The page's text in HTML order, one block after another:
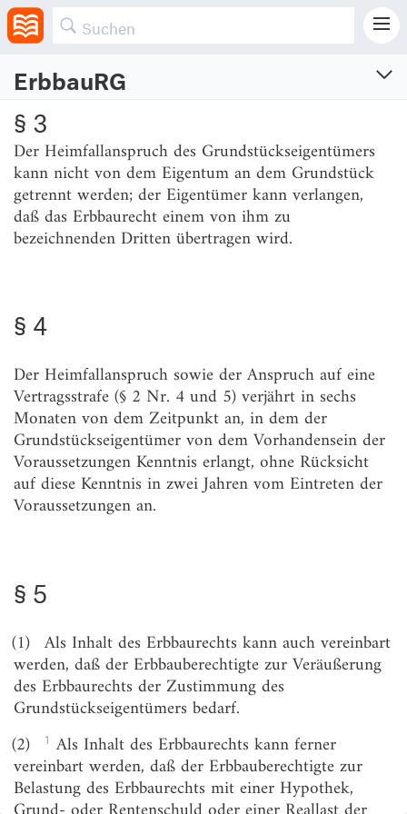
ErbbauRG
Gesetz über das Erbbaurecht
Vom 15.1.1919 (RGBl. S. 72, 122)
Zuletzt geändert am 1.10.2013 (BGBl. I S. 3719)
I.
Begriff und Inhalt des Erbbaurechts
§ 1
2.
Vertragsmäßiger Inhalt
§ 2
§ 3
§ 4
§ 6
§ 8
3.
Erbbauzins
§ 9
§ 9a
4.
Erbbauberechtigten zu verkaufen.
§ 3
Der Heimfallanspruch des Grundstückseigentümers
kann nicht von dem Eigentum an dem Grundstück
getrennt werden; der Eigentümer kann verlangen,
daß das Erbbaurecht einem von ihm zu
bezeichnenden Dritten übertragen wird.
§ 4
Der Heimfallanspruch sowie der Anspruch auf eine
Vertragsstrafe (§ 2 Nr. 4 und 5) verjährt in sechs
Monaten von dem Zeitpunkt an, in dem der
Grundstückseigentümer von dem Vorhandensein der
Voraussetzungen Kenntnis erlangt, ohne Rücksicht
auf diese Kenntnis in zwei Jahren vom Eintreten der
Voraussetzungen an.
§ 5
(1) Als Inhalt des Erbbaurechts kann auch vereinbart
werden, daß der Erbbauberechtigte zur Veräußerung
des Erbbaurechts der Zustimmung des
Grundstückseigentümers bedarf.
(2)
1 Als Inhalt des Erbbaurechts kann ferner
vereinbart werden, daß der Erbbauberechtigte zur
Belastung des Erbbaurechts mit einer Hypothek,